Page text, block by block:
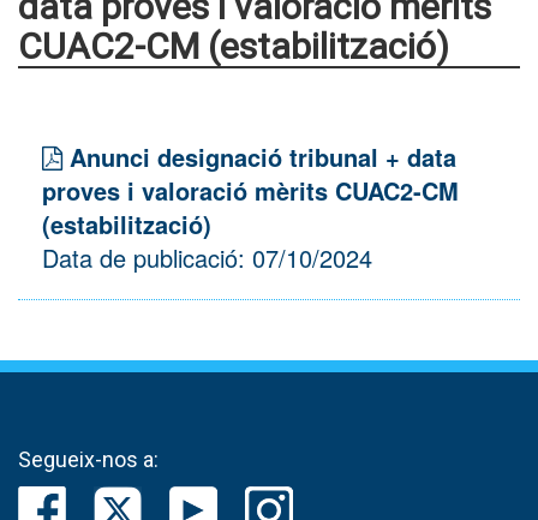
CUAC2-CM (estabilització)
Anunci designació tribunal + data
proves i valoració mèrits CUAC2-CM
(estabilització)
Data de publicació: 07/10/2024
Segueix-nos a: